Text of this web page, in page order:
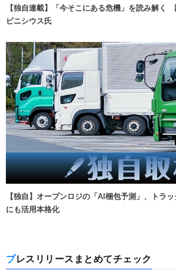
【独自連載】「今そこにある危機」を読み解く
ビニシウス氏
【独自】オープンロジの「AI梱包予測」、トラ
にも活用本格化
プレスリリースまとめてチェック